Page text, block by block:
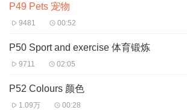
P49 Pets 宠物
9481 00:52
P50 Sport and exercise 体育锻炼
9711 02:05
P52 Colours 颜色
1.09万 00:28